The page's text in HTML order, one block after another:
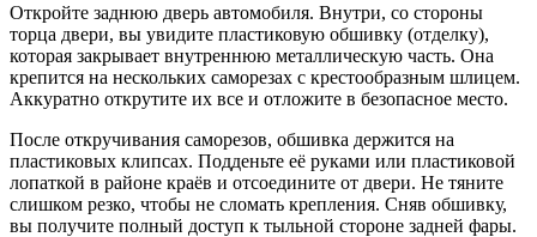
Откройте заднюю дверь автомобиля. Внутри, со стороны
торца двери, вы увидите пластиковую обшивку (отделку),
которая закрывает внутреннюю металлическую часть. Она
крепится на нескольких саморезах с крестообразным шлицем.
Аккуратно открутите их все и отложите в безопасное место.
После откручивания саморезов, обшивка держится на
пластиковых клипсах. Подденьте её руками или пластиковой
лопаткой в районе краёв и отсоедините от двери. Не тяните
слишком резко, чтобы не сломать крепления. Сняв обшивку,
вы получите полный доступ к тыльной стороне задней фары.